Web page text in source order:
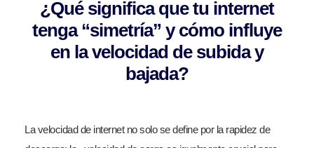
¿Qué significa que tu internet
tenga “simetría” y cómo influye
en la velocidad de subida y
bajada?
La velocidad de internet no solo se define por la rapidez de